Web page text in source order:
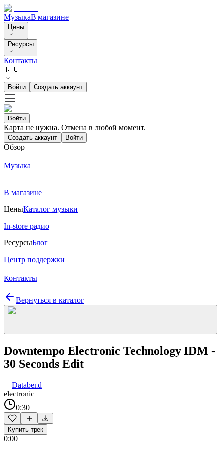
МузыкаВ магазине
Цены
Ресурсы
Контакты
🇷🇺
Войти Создать аккаунт
Войти
Карта не нужна. Отмена в любой момент.
Создать аккаунт Войти
Обзор
Музыка
В магазине
ЦеныКаталог музыки
In-store радио
РесурсыБлог
Центр поддержки
Контакты
Вернуться в каталог
Downtempo Electronic Technology IDM -
30 Seconds Edit
—Databend
electronic
0:30
Купить трек
0:00